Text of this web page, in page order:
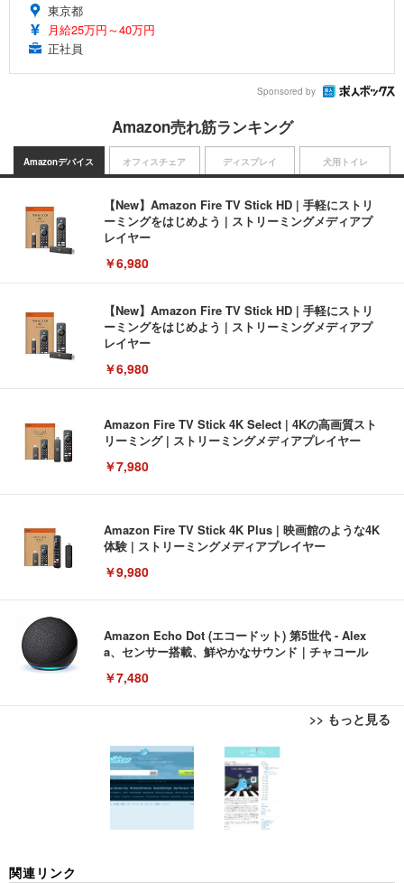
東京都
月給25万円～40万円
正社員
Sponsored by
Amazon売れ筋ランキング
Amazonデバイス
【New】Amazon Fire TV Stick HD | 手軽にストリ
ーミングをはじめよう | ストリーミングメディアプ
レイヤー
￥6,980
【New】Amazon Fire TV Stick HD | 手軽にストリ
ーミングをはじめよう | ストリーミングメディアプ
レイヤー
￥6,980
Amazon Fire TV Stick 4K Select | 4Kの高画質スト
リーミング | ストリーミングメディアプレイヤー
￥7,980
Amazon Fire TV Stick 4K Plus | 映画館のような4K
体験 | ストリーミングメディアプレイヤー
￥9,980
Amazon Echo Dot (エコードット) 第5世代 - Alex
a、センサー搭載、鮮やかなサウンド｜チャコール
￥7,480
>> もっと見る
オフィスチェア
[EdoErgo] オフィスチェア 椅子 テレワーク 疲れな
い 跳ね上げ式アームレスト コンパクト 約105度ロッ
キング pc 事務椅子 360度回転 座面昇降 強化ナイロ
ン樹脂ベース 通気性メッシュ 在宅ワーク H-WY01
ディスプレイ
EIZO ビジネス向けプレミアムモニター | FlexScan
EV3240X-WT | 31.5型4K UHD・USB Type-C・ホワ
イト
犬用トイレ
Amazonベーシック ペットシーツ 薄型 レギュラー 1
回使い捨て 無香料 ホワイト 300枚
￥3,373
関連リンク